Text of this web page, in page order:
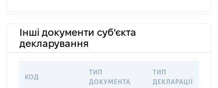
Інші документи суб'єкта
декларування
КОД
ТИП
ДОКУМЕНТА
ТИП
ДЕКЛАРАЦІЇ